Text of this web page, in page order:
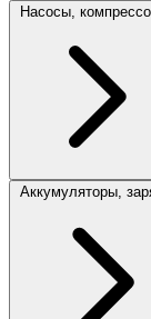
Насосы,
Аккумуляторы,